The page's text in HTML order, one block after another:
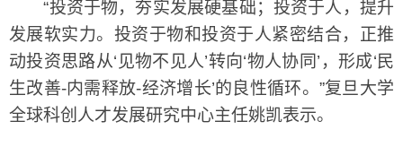
“投资于物，夯实发展硬基础；投资于人，提升
发展软实力。投资于物和投资于人紧密结合，正推
动投资思路从‘见物不见人’转向‘物人协同’，形成‘民
生改善-内需释放-经济增长’的良性循环。”复旦大学
全球科创人才发展研究中心主任姚凯表示。